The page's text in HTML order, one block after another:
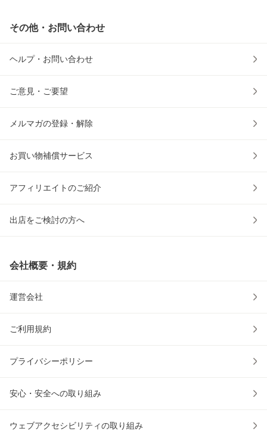
その他・お問い合わせ
ヘルプ・お問い合わせ
ご意見・ご要望
メルマガの登録・解除
お買い物補償サービス
アフィリエイトのご紹介
出店をご検討の方へ
会社概要・規約
運営会社
ご利用規約
プライバシーポリシー
安心・安全への取り組み
ウェブアクセシビリティの取り組み